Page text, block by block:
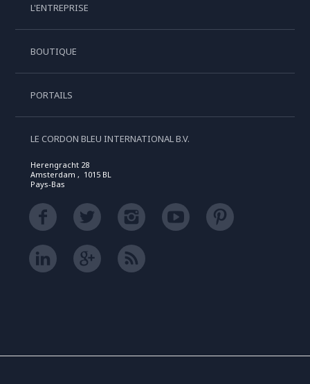
L'ENTREPRISE
BOUTIQUE
PORTAILS
LE CORDON BLEU INTERNATIONAL B.V.
Herengracht 28
Amsterdam , 1015 BL
Pays-Bas